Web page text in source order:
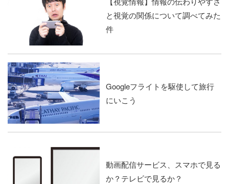
と視覚の関係について調べてみた
件
Googleフライトを駆使して旅行
にいこう
動画配信サービス、スマホで見る
か？テレビで見るか？